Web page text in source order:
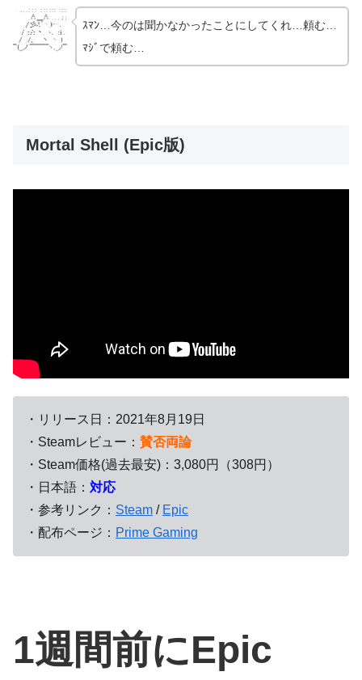
ｽﾏﾝ…今のは聞かなかったことにしてくれ…頼む…
ﾏｼﾞで頼む…
Mortal Shell (Epic版)
・リリース日：2021年8月19日
・Steamレビュー： 賛否両論
・Steam価格(過去最安)：3,080円（308円）
・日本語： 対応
・参考リンク： Steam / Epic
・配布ページ： Prime Gaming
1週間前にEpic